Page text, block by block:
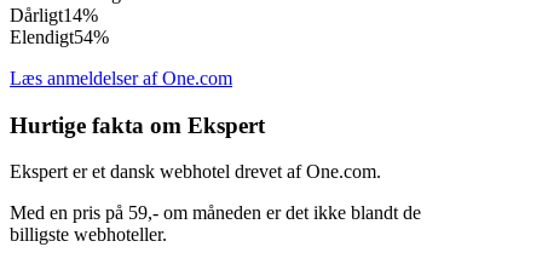
Dårligt14%
Elendigt54%
Læs anmeldelser af One.com
Hurtige fakta om Ekspert
Ekspert er et dansk webhotel drevet af One.com.
Med en pris på 59,- om måneden er det ikke blandt de
billigste webhoteller.